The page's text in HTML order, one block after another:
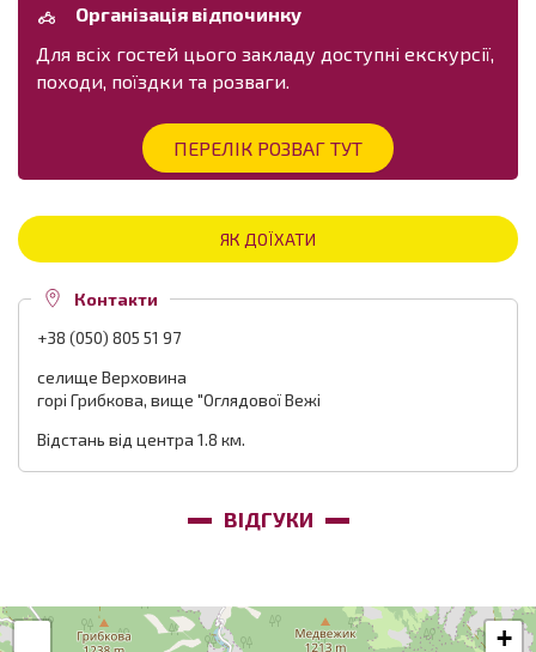
Організація відпочинку
Для всіх гостей цього закладу доступні екскурсії,
походи, поїздки та розваги.
ПЕРЕЛІК РОЗВАГ ТУТ
ЯК ДОЇХАТИ
Контакти
+38 (050) 805 51 97
селище Верховина
горі Грибкова, вище "Оглядової Вежі
Відстань від центра 1.8 км.
ВІДГУКИ
+